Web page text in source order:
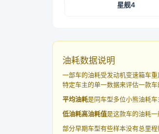
星舰4
油耗数据说明
一部车的油耗受发动机变速箱车
特定车主的单一数据来评估一款车
平均油耗是同车型多位小熊油耗
低油耗高油耗值是这款车的油耗
部分早期车型有些样本没有总里程